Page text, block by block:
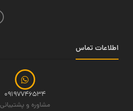
اطلاعات تماس
09197746534
مشاوره و پشتیبانی